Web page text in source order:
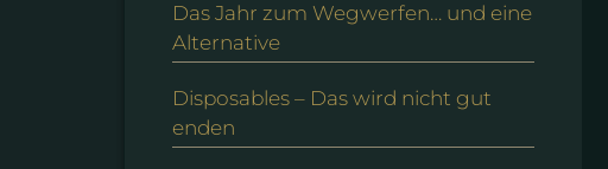
Das Jahr zum Wegwerfen… und eine
Alternative
Disposables – Das wird nicht gut
enden